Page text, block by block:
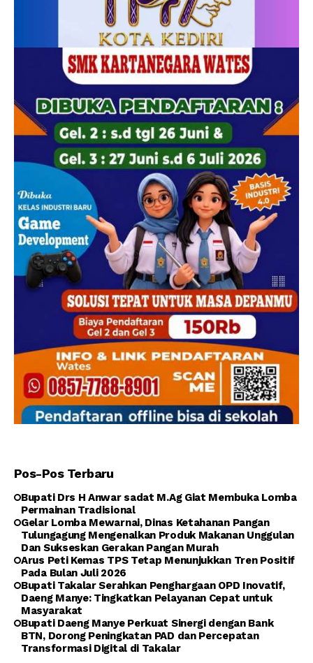
Pos-Pos Terbaru
Bupati Drs H Anwar sadat M.Ag Giat Membuka Lomba
Permainan Tradisional
Gelar Lomba Mewarnai, Dinas Ketahanan Pangan
Tulungagung Mengenalkan Produk Makanan Unggulan
Dan Sukseskan Gerakan Pangan Murah
Arus Peti Kemas TPS Tetap Menunjukkan Tren Positif
Pada Bulan Juli 2026
Bupati Takalar Serahkan Penghargaan OPD Inovatif,
Daeng Manye: Tingkatkan Pelayanan Cepat untuk
Masyarakat
Bupati Daeng Manye Perkuat Sinergi dengan Bank
BTN, Dorong Peningkatan PAD dan Percepatan
Transformasi Digital di Takalar